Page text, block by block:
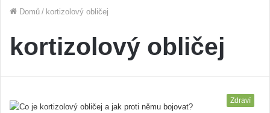
Domů / kortizolový obličej
kortizolový obličej
Zdraví